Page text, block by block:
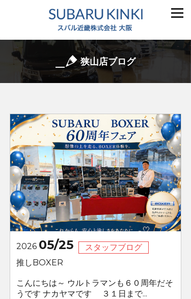
狭山店ブログ
2026 05/25
スタッフブログ
推しBOXER
こんにちは～ ウルトラマンも６０周年だそ
うです ナカヤマです ３１日まで...